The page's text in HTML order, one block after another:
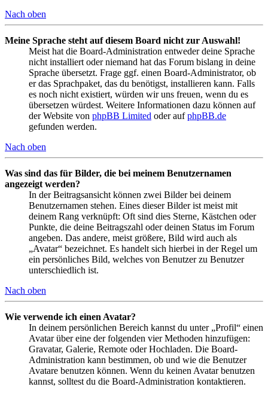
Nach oben
Meine Sprache steht auf diesem Board nicht zur Auswahl!
Meist hat die Board-Administration entweder deine Sprache
nicht installiert oder niemand hat das Forum bislang in deine
Sprache übersetzt. Frage ggf. einen Board-Administrator, ob
er das Sprachpaket, das du benötigst, installieren kann. Falls
es noch nicht existiert, würden wir uns freuen, wenn du es
übersetzen würdest. Weitere Informationen dazu können auf
der Website von phpBB Limited oder aufphpBB.de
gefunden werden.
Nach oben
Was sind das für Bilder, die bei meinem Benutzernamen
angezeigt werden?
In der Beitragsansicht können zwei Bilder bei deinem
Benutzernamen stehen. Eines dieser Bilder ist meist mit
deinem Rang verknüpft: Oft sind dies Sterne, Kästchen oder
Punkte, die deine Beitragszahl oder deinen Status im Forum
angeben. Das andere, meist größere, Bild wird auch als
„Avatar“ bezeichnet. Es handelt sich hierbei in der Regel um
ein persönliches Bild, welches von Benutzer zu Benutzer
unterschiedlich ist.
Nach oben
Wie verwende ich einen Avatar?
In deinem persönlichen Bereich kannst du unter „Profil“ einen
Avatar über eine der folgenden vier Methoden hinzufügen:
Gravatar, Galerie, Remote oder Hochladen. Die Board-
Administration kann bestimmen, ob und wie die Benutzer
Avatare benutzen können. Wenn du keinen Avatar benutzen
kannst, solltest du die Board-Administration kontaktieren.